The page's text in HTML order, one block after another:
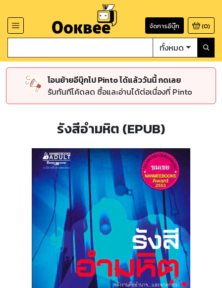
จัดการอีบุ๊ก (0)
ทั้งหมด
โอนย้ายอีบุ๊กไป Pinto ได้แล้ววันนี้ กดเลย
รับทันทีโค้ดลด ซื้อและอ่านได้ต่อเนื่องที่ Pinto
รังสีอำมหิต (EPUB)